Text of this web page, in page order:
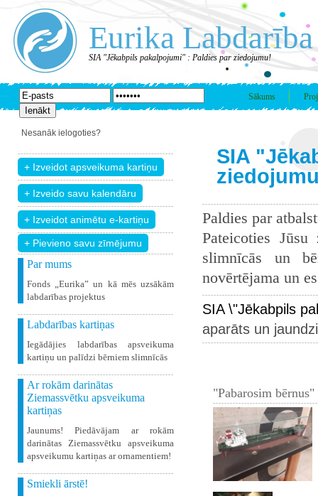
Eurika Labdarība
SIA "Jēkabpils pakalpojumi" : Paldies par ziedojumu!
Sākums
Nesanāk ielogoties?
+ Pievieno savu zīmējumu
Par mums
Fonds „Eurika” un kā mēs uzsākām
labdarības projektus
Labdarības kartiņas
Iegādājies labdarības apsveikuma
kartiņu un palīdzi bērniem slimnīcās
Ar rokām darinātas
Ziemassvētku apsveikuma
kartiņas
Jaunums! Piedāvājam ar rokām
darinātas Ziemassvētku apsveikuma
apsveikumu kartiņas ar ornamentiem!
Smiekli ārstē!
SIA
Paldies par
Pateicoties
slimnīcās un
novērtējama un
SIA \"Jēkabpils
aparāts un
"Pabarosim